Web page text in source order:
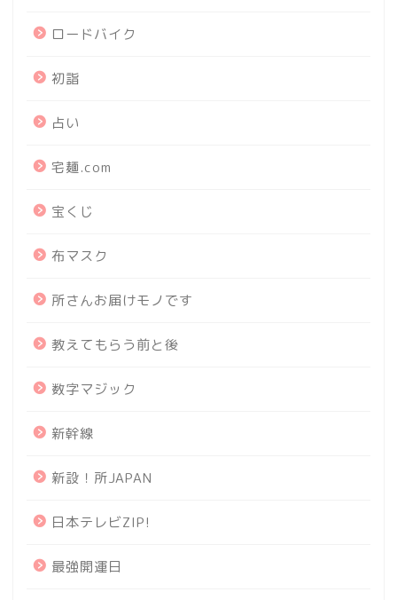
ロードバイク
初詣
占い
宅麺.com
宝くじ
布マスク
所さんお届けモノです
教えてもらう前と後
数字マジック
新幹線
新設！所JAPAN
日本テレビZIP!
最強開運日